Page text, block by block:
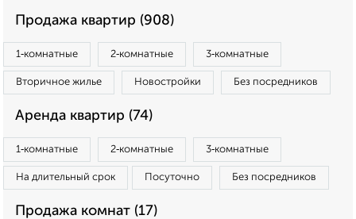
Продажа квартир (908)
1‑комнатные 2‑комнатные 3‑комнатные
Вторичное жилье Новостройки Без посредников
Аренда квартир (74)
1‑комнатные 2‑комнатные 3‑комнатные
На длительный срок Посуточно Без посредников
Продажа комнат (17)